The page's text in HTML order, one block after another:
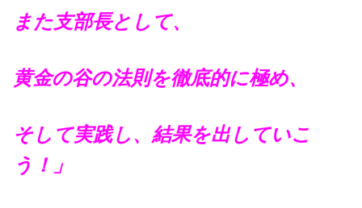
また支部長として、
黄金の谷の法則を徹底的に極め、
そして実践し、結果を出していこ
う！」